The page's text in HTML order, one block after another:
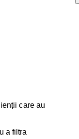
care au
a filtra